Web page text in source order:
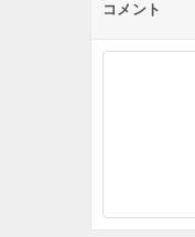
コメント